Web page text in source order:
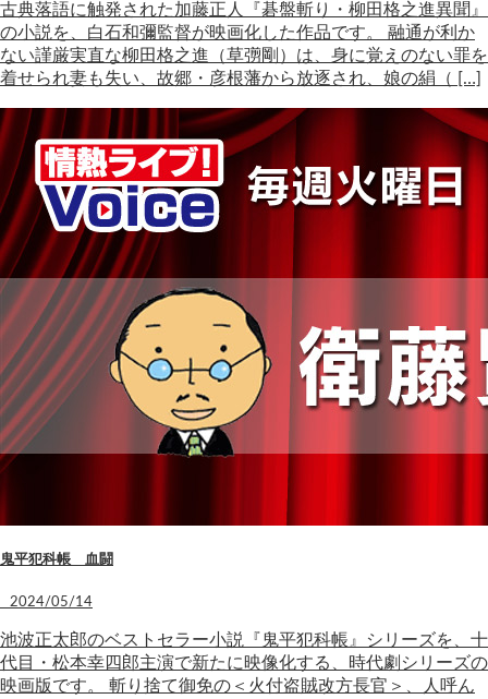
古典落語に触発された加藤正人『碁盤斬り・柳田格之進異聞』
の小説を、白石和彌監督が映画化した作品です。 融通が利か
ない謹厳実直な柳田格之進（草彅剛）は、身に覚えのない罪を
着せられ妻も失い、故郷・彦根藩から放逐され、娘の絹（ […]
鬼平犯科帳 血闘
2024/05/14
池波正太郎のベストセラー小説『鬼平犯科帳』シリーズを、十
代目・松本幸四郎主演で新たに映像化する、時代劇シリーズの
映画版です。 斬り捨て御免の＜火付盗賊改方長官＞、人呼ん